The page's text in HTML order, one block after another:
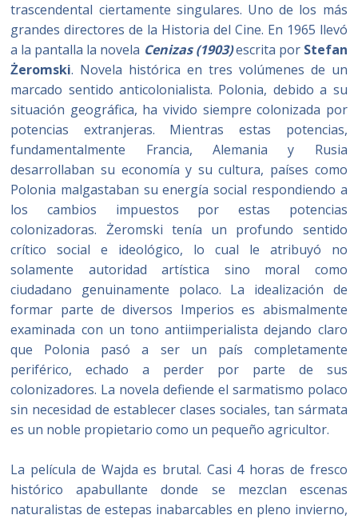
trascendental ciertamente singulares. Uno de los más
grandes directores de la Historia del Cine. En 1965 llevó
a la pantalla la novela Cenizas (1903)escrita por Stefan
Żeromski. Novela histórica en tres volúmenes de un
marcado sentido anticolonialista. Polonia, debido a su
situación geográfica, ha vivido siempre colonizada por
potencias extranjeras. Mientras estas potencias,
fundamentalmente Francia, Alemania y Rusia
desarrollaban su economía y su cultura, países como
Polonia malgastaban su energía social respondiendo a
los cambios impuestos por estas potencias
colonizadoras. Żeromski tenía un profundo sentido
crítico social e ideológico, lo cual le atribuyó no
solamente autoridad artística sino moral como
ciudadano genuinamente polaco. La idealización de
formar parte de diversos Imperios es abismalmente
examinada con un tono antiimperialista dejando claro
que Polonia pasó a ser un país completamente
periférico, echado a perder por parte de sus
colonizadores. La novela defiende el sarmatismo polaco
sin necesidad de establecer clases sociales, tan sármata
es un noble propietario como un pequeño agricultor.
La película de Wajda es brutal. Casi 4 horas de fresco
histórico apabullante donde se mezclan escenas
naturalistas de estepas inabarcables en pleno invierno,